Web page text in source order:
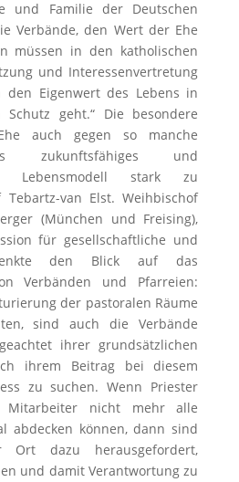
und Familie der Deutschen
Verbände, den Wert der Ehe
müssen in den katholischen
und Interessenvertretung
Eigenwert des Lebens in
geht.“ Die besondere
auch gegen so manche
zukunftsfähiges und
Lebensmodell stark zu
Tebartz-van Elst. Weihbischof
(München und Freising),
für gesellschaftliche und
den Blick auf das
Verbänden und Pfarreien:
der pastoralen Räume
sind auch die Verbände
ihrer grundsätzlichen
ihrem Beitrag bei diesem
zu suchen. Wenn Priester
Mitarbeiter nicht mehr alle
abdecken können, dann sind
Ort dazu herausgefordert,
und damit Verantwortung zu